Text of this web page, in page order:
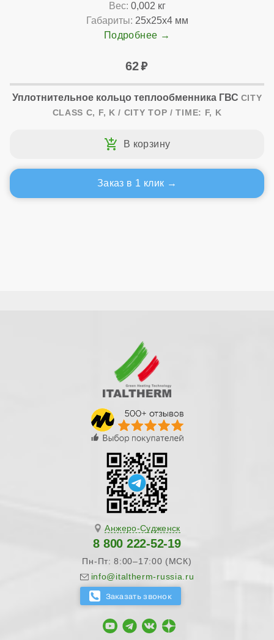
Вес: 0,002 кг
Габариты: 25x25x4 мм
Подробнее
62
Уплотнительное кольцо теплообменника ГВС CITY
CLASS C, F, K / CITY TOP / TIME: F, K
Заказ в 1 клик
Анжеро-Судженск
8 800 222-52-19
Пн-Пт: 8:00–17:00 (МСК)
info@italtherm-russia.ru